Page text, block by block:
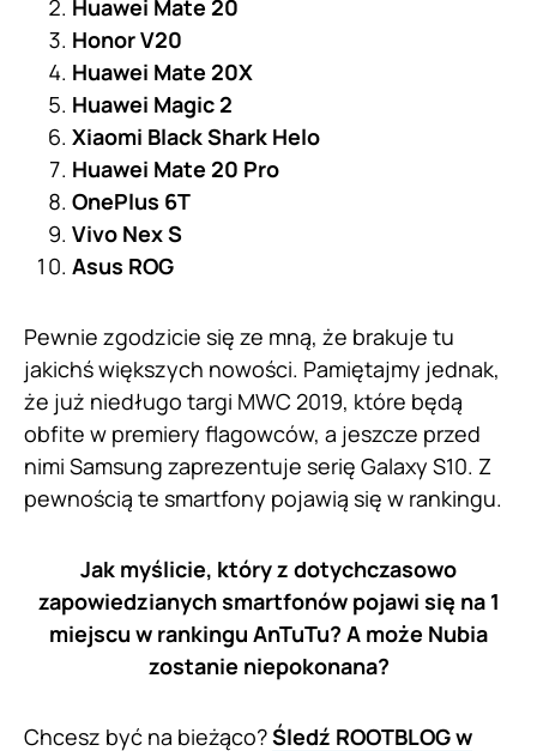
Huawei Mate 20
Honor V20
Huawei Mate 20X
Huawei Magic 2
Xiaomi Black Shark Helo
Huawei Mate 20 Pro
OnePlus 6T
Vivo Nex S
Asus ROG
Pewnie zgodzicie się ze mną, że brakuje tu
jakichś większych nowości. Pamiętajmy jednak,
że już niedługo targi MWC 2019, które będą
obfite w premiery flagowców, a jeszcze przed
nimi Samsung zaprezentuje serię Galaxy S10. Z
pewnością te smartfony pojawią się w rankingu.
Jak myślicie, który z dotychczasowo
zapowiedzianych smartfonów pojawi się na 1
miejscu w rankingu AnTuTu? A może Nubia
zostanie niepokonana?
Chcesz być na bieżąco?Śledź ROOTBLOG w